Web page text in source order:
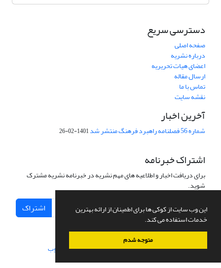
این وب سایت از کوکی ها برای اطمینان از ارائه بهترین
خدمات استفاده می کند.
متوجه شدم
دسترسی سریع
صفحه اصلی
درباره نشریه
اعضای هیات تحریریه
ارسال مقاله
تماس با ما
نقشه سایت
آخرین اخبار
شماره 56 فصلنامه راهبرد فرهنگ منتشر شد 1401-02-26
اشتراک خبرنامه
برای دریافت اخبار و اطلاعیه های مهم نشریه در خبرنامه نشریه مشترک
شوید.
اشتراک
سامانه مدیریت نشریات علمی.طراحی و پیاده سازی از سیناوب